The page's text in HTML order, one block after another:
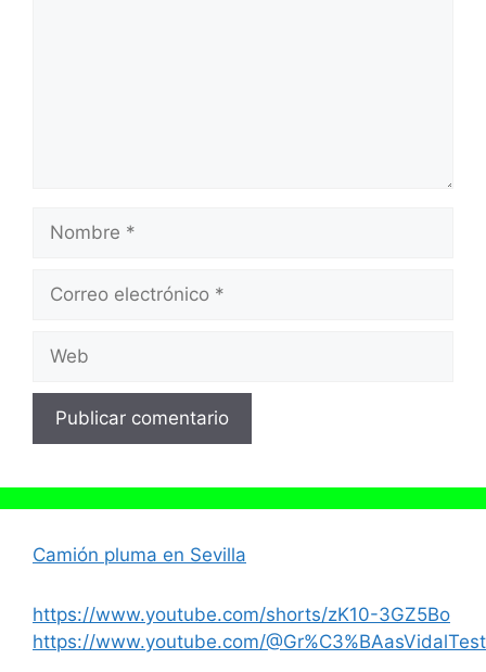
electrónico
Camión pluma en Sevilla
https://www.youtube.com/shorts/zK10-3GZ5Bo
https://www.youtube.com/